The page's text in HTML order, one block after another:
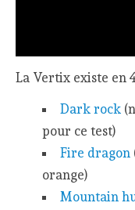
La Vertix existe en
Dark rock
pour ce test)
Fire dragon
orange)
Mountain